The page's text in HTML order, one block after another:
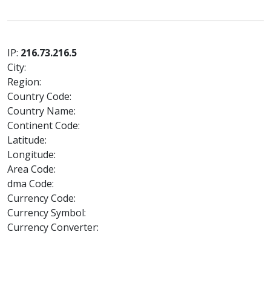
IP: 216.73.216.5
City:
Region:
Country Code:
Country Name:
Continent Code:
Latitude:
Longitude:
Area Code:
dma Code:
Currency Code:
Currency Symbol:
Currency Converter: